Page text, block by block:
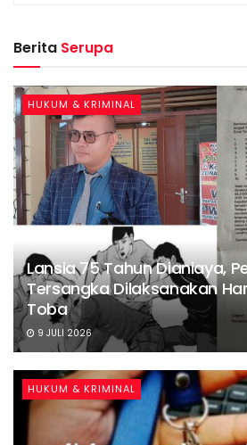
Berita Serupa
HUKUM & KRIMINAL
Lansia 75 Tahun Dianiaya,
Tersangka Dilaksanakan
Toba
9 JULI 2026
HUKUM & KRIMINAL